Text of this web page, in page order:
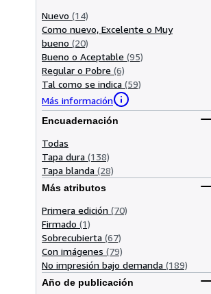
Nuevo (14)
Como nuevo, Excelente o Muy
bueno (20)
Bueno o Aceptable (95)
Regular o Pobre (6)
Tal como se indica (59)
Más información
Encuadernación
Todas
Tapa dura (138)
Tapa blanda (28)
Más atributos
Primera edición (70)
Firmado (1)
Sobrecubierta (67)
Con imágenes (79)
No impresión bajo demanda (189)
Año de publicación